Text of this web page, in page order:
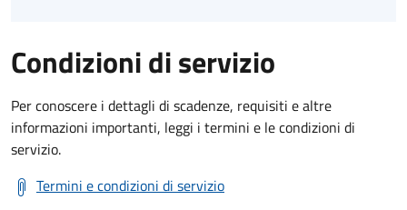
Condizioni di servizio
Per conoscere i dettagli di scadenze, requisiti e altre
informazioni importanti, leggi i termini e le condizioni di
servizio.
Termini e condizioni di servizio